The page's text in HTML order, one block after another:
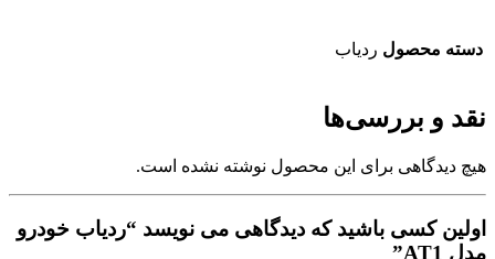
دسته محصول ردیاب
نقد و بررسی‌ها
هیچ دیدگاهی برای این محصول نوشته نشده است.
اولین کسی باشید که دیدگاهی می نویسد “ردیاب خودرو
مدل AT1”